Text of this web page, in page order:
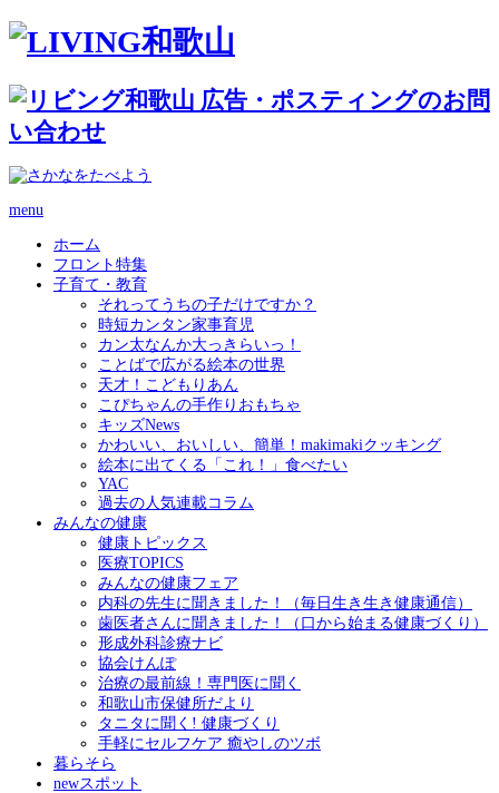
menu
ホーム
フロント特集
子育て・教育
それってうちの子だけですか？
時短カンタン家事育児
カン太なんか大っきらいっ！
ことばで広がる絵本の世界
天才！こどもりあん
こぴちゃんの手作りおもちゃ
キッズNews
かわいい、おいしい、簡単！makimakiクッキング
絵本に出てくる「これ！」食べたい
YAC
過去の人気連載コラム
みんなの健康
健康トピックス
医療TOPICS
みんなの健康フェア
内科の先生に聞きました！（毎日生き生き健康通信）
歯医者さんに聞きました！（口から始まる健康づくり）
形成外科診療ナビ
協会けんぽ
治療の最前線！専門医に聞く
和歌山市保健所だより
タニタに聞く! 健康づくり
手軽にセルフケア 癒やしのツボ
暮らそら
newスポット